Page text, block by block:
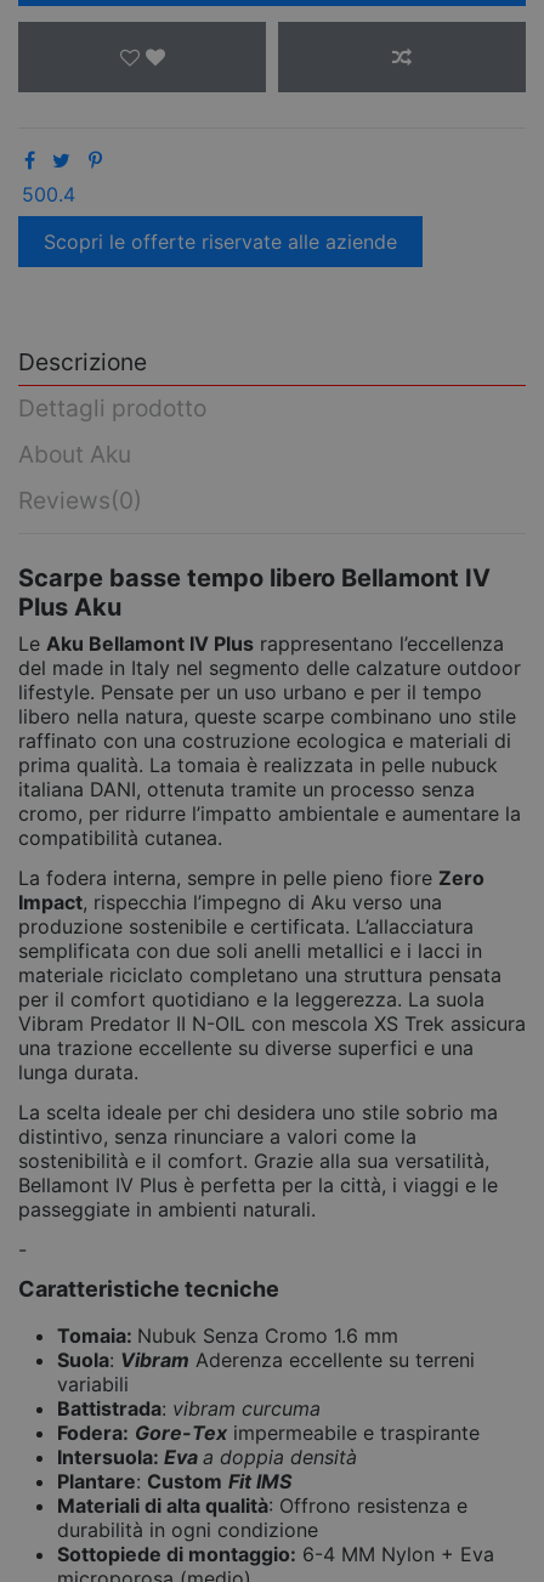
500.4
Scopri le offerte riservate alle aziende
Descrizione
Dettagli prodotto
About Aku
Reviews(0)
Scarpe basse tempo libero Bellamont IV
Plus Aku
Le Aku Bellamont IV Plus rappresentano l’eccellenza
del made in Italy nel segmento delle calzature outdoor
lifestyle. Pensate per un uso urbano e per il tempo
libero nella natura, queste scarpe combinano uno stile
raffinato con una costruzione ecologica e materiali di
prima qualità. La tomaia è realizzata in pelle nubuck
italiana DANI, ottenuta tramite un processo senza
cromo, per ridurre l’impatto ambientale e aumentare la
compatibilità cutanea.
La fodera interna, sempre in pelle pieno fiore Zero
Impact, rispecchia l’impegno di Aku verso una
produzione sostenibile e certificata. L’allacciatura
semplificata con due soli anelli metallici e i lacci in
materiale riciclato completano una struttura pensata
per il comfort quotidiano e la leggerezza. La suola
Vibram Predator II N-OIL con mescola XS Trek assicura
una trazione eccellente su diverse superfici e una
lunga durata.
La scelta ideale per chi desidera uno stile sobrio ma
distintivo, senza rinunciare a valori come la
sostenibilità e il comfort. Grazie alla sua versatilità,
Bellamont IV Plus è perfetta per la città, i viaggi e le
passeggiate in ambienti naturali.
-
Caratteristiche tecniche
Tomaia: Nubuk Senza Cromo 1.6 mm
Suola: Vibram Aderenza eccellente su terreni
variabili
Battistrada: vibram curcuma
Fodera: Gore-Tex impermeabile e traspirante
Intersuola: Eva a doppia densità
Plantare: Custom Fit IMS
Materiali di alta qualità: Offrono resistenza e
durabilità in ogni condizione
Sottopiede di montaggio: 6-4 MM Nylon + Eva